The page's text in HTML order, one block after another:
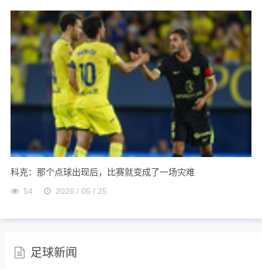
科克：那个点球出现后，比赛就变成了一场灾难
54 2026 / 05 / 25
足球新闻